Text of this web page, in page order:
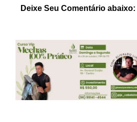
Deixe Seu Comentário abaixo: